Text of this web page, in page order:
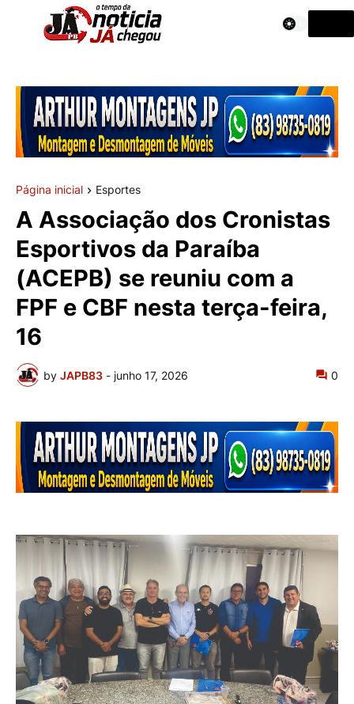
Página inicial Esportes
A Associação dos Cronistas
Esportivos da Paraíba
(ACEPB) se reuniu com a
FPF e CBF nesta terça-feira,
16
by JAPB83 - junho 17, 2026 0